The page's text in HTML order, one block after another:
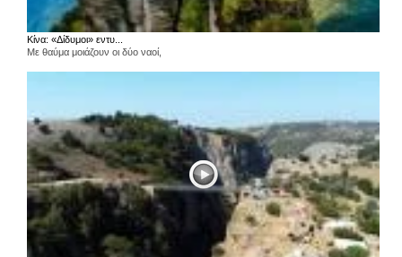
Κίνα: «Δίδυμοι» εντυ...
Με θαύμα μοιάζουν οι δύο ναοί,